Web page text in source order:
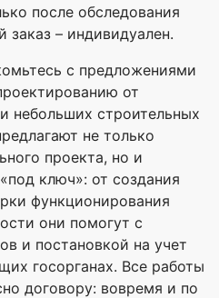
после обследования
заказ – индивидуален.
с предложениями
от
небольших строительных
не только
проекта, но и
ключ»: от создания
функционирования
они помогут с
и постановкой на учет
госорганах. Все работы
договору: вовремя и по